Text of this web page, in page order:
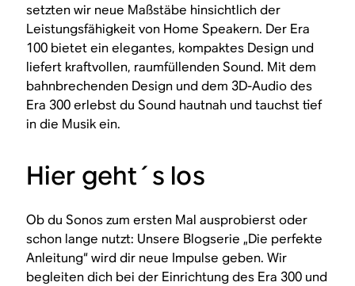
setzten wir neue Maßstäbe hinsichtlich der
Leistungsfähigkeit von Home Speakern. Der Era
100 bietet ein elegantes, kompaktes Design und
liefert kraftvollen, raumfüllenden Sound. Mit dem
bahnbrechenden Design und dem 3D-Audio des
Era 300 erlebst du Sound hautnah und tauchst tief
in die Musik ein.
Hier geht´s los
Ob du Sonos zum ersten Mal ausprobierst oder
schon lange nutzt: Unsere Blogserie „Die perfekte
Anleitung“ wird dir neue Impulse geben. Wir
begleiten dich bei der Einrichtung des Era 300 und